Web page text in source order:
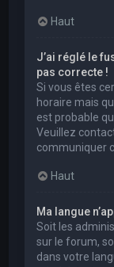
Haut
J’ai réglé le
pas correcte !
Si vous êtes
horaire mais
est probable
Veuillez
communiquer
Haut
Ma langue
Soit les
sur le forum,
dans votre